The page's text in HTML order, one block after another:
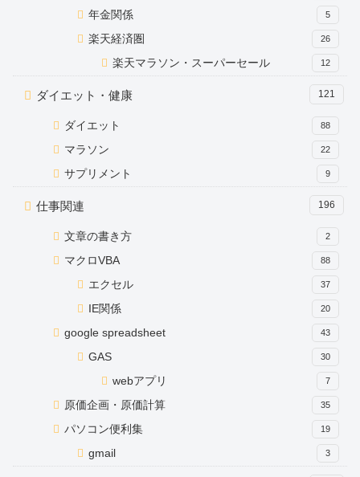
年金関係 5
楽天経済圏 26
楽天マラソン・スーパーセール 12
ダイエット・健康 121
ダイエット 88
マラソン 22
サプリメント 9
仕事関連 196
文章の書き方 2
マクロVBA 88
エクセル 37
IE関係 20
google spreadsheet 43
GAS 30
webアプリ 7
原価企画・原価計算 35
パソコン便利集 19
gmail 3